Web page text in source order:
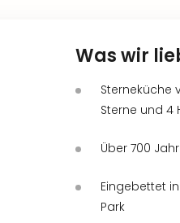
Was wir
Sterneküche
Sterne und 4
Über 700
Eingebettet
Park